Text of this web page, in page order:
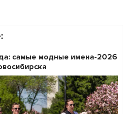
самые модные имена-2026